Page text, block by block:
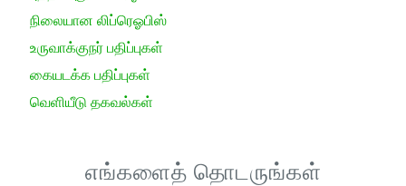
நிலையான லிப்ரெஓபிஸ்
உருவாக்குநர் பதிப்புகள்
கையடக்க பதிப்புகள்
வெளியீடு தகவல்கள்
எங்களைத் தொடருங்கள்